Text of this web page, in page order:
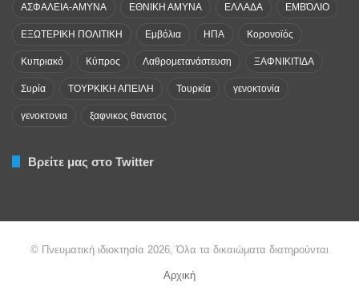
ΑΣΦΑΛΕΙΑ-ΑΜΥΝΑ ΕΘΝΙΚΗ ΑΜΥΝΑ ΕΛΛΑΔΑ ΕΜΒΌΛΙΟ
ΕΞΩΤΕΡΙΚΗ ΠΟΛΙΤΙΚΗ Εμβόλια ΗΠΑ Κορονοϊός
Κυπριακό Κύπρος Λαθρομετανάστευση ΞΑΦΝΙΚΙΤΙΔΑ
Συρία ΤΟΥΡΚΙΚΗ ΑΠΕΙΛΗ Τουρκία γενοκτονία
γενοκτονια ξαφνικος θανατος
Βρείτε μας στο Twitter
© Πνευματική ιδιοκτησία 2026, Όλα τα δικαιώματα διατηρούνται
Αρχική